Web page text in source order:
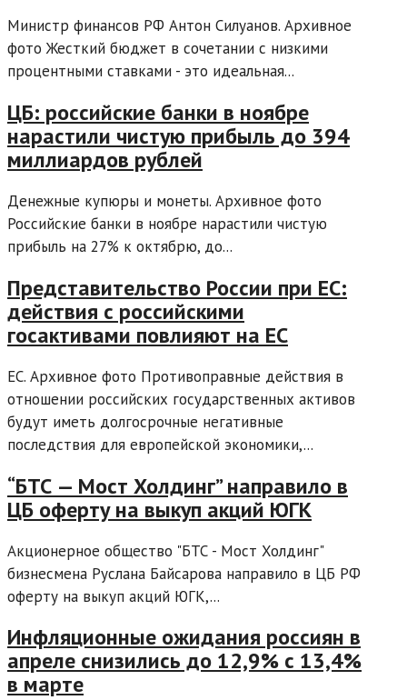
Министр финансов РФ Антон Силуанов. Архивное
фото Жесткий бюджет в сочетании с низкими
процентными ставками - это идеальная...
ЦБ: российские банки в ноябре
нарастили чистую прибыль до 394
миллиардов рублей
Денежные купюры и монеты. Архивное фото
Российские банки в ноябре нарастили чистую
прибыль на 27% к октябрю, до...
Представительство России при ЕС:
действия с российскими
госактивами повлияют на ЕС
ЕС. Архивное фото Противоправные действия в
отношении российских государственных активов
будут иметь долгосрочные негативные
последствия для европейской экономики,...
“БТС — Мост Холдинг” направило в
ЦБ оферту на выкуп акций ЮГК
Акционерное общество "БТС - Мост Холдинг"
бизнесмена Руслана Байсарова направило в ЦБ РФ
оферту на выкуп акций ЮГК,...
Инфляционные ожидания россиян в
апреле снизились до 12,9% с 13,4%
в марте